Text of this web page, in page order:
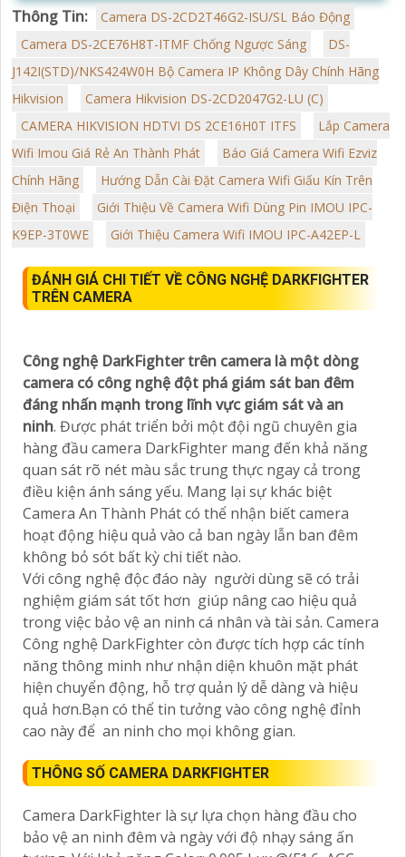
Thông Tin:
Camera DS-2CD2T46G2-ISU/SL Báo Động
Camera DS-2CE76H8T-ITMF Chống Ngược Sáng
DS-
J142I(STD)/NKS424W0H Bộ Camera IP Không Dây Chính Hãng
Hikvision
Camera Hikvision DS-2CD2047G2-LU (C)
CAMERA HIKVISION HDTVI DS 2CE16H0T ITFS
Lắp Camera
Wifi Imou Giá Rẻ An Thành Phát
Báo Giá Camera Wifi Ezviz
Chính Hãng
Hướng Dẫn Cài Đặt Camera Wifi Giấu Kín Trên
Điện Thoại
Giới Thiệu Về Camera Wifi Dùng Pin IMOU IPC-
K9EP-3T0WE
Giới Thiệu Camera Wifi IMOU IPC-A42EP-L
ĐÁNH GIÁ CHI TIẾT VỀ CÔNG NGHỆ DARKFIGHTER
TRÊN CAMERA
Công nghệ DarkFighter trên camera là một dòng
camera có công nghệ đột phá giám sát ban đêm
đáng nhấn mạnh trong lĩnh vực giám sát và an
ninh. Được phát triển bởi một đội ngũ chuyên gia
hàng đầu camera DarkFighter mang đến khả năng
quan sát rõ nét màu sắc trung thực ngay cả trong
điều kiện ánh sáng yếu. Mang lại sự khác biệt
Camera An Thành Phát có thể nhận biết camera
hoạt động hiệu quả vào cả ban ngày lẫn ban đêm
không bỏ sót bất kỳ chi tiết nào.
Với công nghệ độc đáo này người dùng sẽ có trải
nghiệm giám sát tốt hơn giúp nâng cao hiệu quả
trong việc bảo vệ an ninh cá nhân và tài sản. Camera
Công nghệ DarkFighter còn được tích hợp các tính
năng thông minh như nhận diện khuôn mặt phát
hiện chuyển động, hỗ trợ quản lý dễ dàng và hiệu
quả hơn.Bạn có thể tin tưởng vào công nghệ đỉnh
cao này để an ninh cho mọi không gian.
THÔNG SỐ CAMERA DARKFIGHTER
Camera DarkFighter là sự lựa chọn hàng đầu cho
bảo vệ an ninh đêm và ngày với độ nhạy sáng ấn